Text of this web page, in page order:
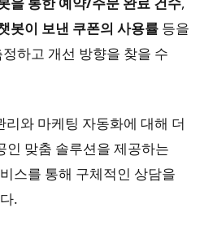
봇이 보낸 쿠폰의 사용률 등을
하고 개선 방향을 찾을 수
와 마케팅 자동화에 대해 더
인 맞춤 솔루션을 제공하는
스를 통해 구체적인 상담을
.